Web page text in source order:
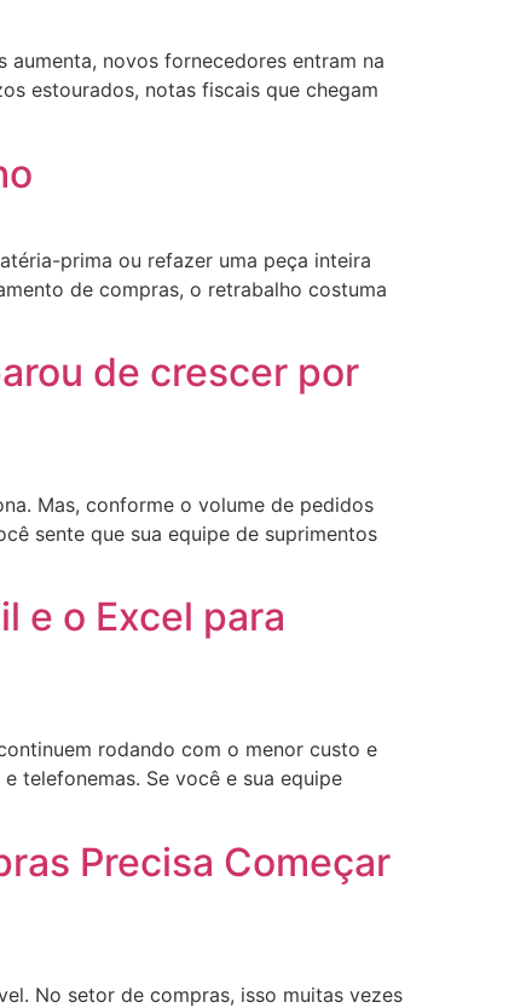
novos fornecedores entram na
estourados, notas fiscais que chegam
prima ou refazer uma peça inteira
de compras, o retrabalho costuma
de crescer por
Mas, conforme o volume de pedidos
sente que sua equipe de suprimentos
e o Excel para
rodando com o menor custo e
telefonemas. Se você e sua equipe
Precisa Começar
No setor de compras, isso muitas vezes